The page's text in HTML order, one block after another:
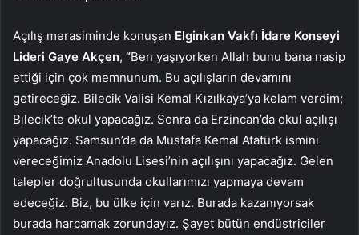
Açılış merasiminde konuşan Elginkan Vakfı İdare Konseyi
Lideri Gaye Akçen, ”Ben yaşıyorken Allah bunu bana nasip
ettiği için çok memnunum. Bu açılışların devamını
getireceğiz. Bilecik Valisi Kemal Kızılkaya’ya kelam verdim;
Bilecik’te okul yapacağız. Sonra da Erzincan’da okul açılışı
yapacağız. Samsun’da da Mustafa Kemal Atatürk ismini
vereceğimiz Anadolu Lisesi’nin açılışını yapacağız. Gelen
talepler doğrultusunda okullarımızı yapmaya devam
edeceğiz. Biz, bu ülke için varız. Burada kazanıyorsak
burada harcamak zorundayız. Şayet bütün endüstriciler